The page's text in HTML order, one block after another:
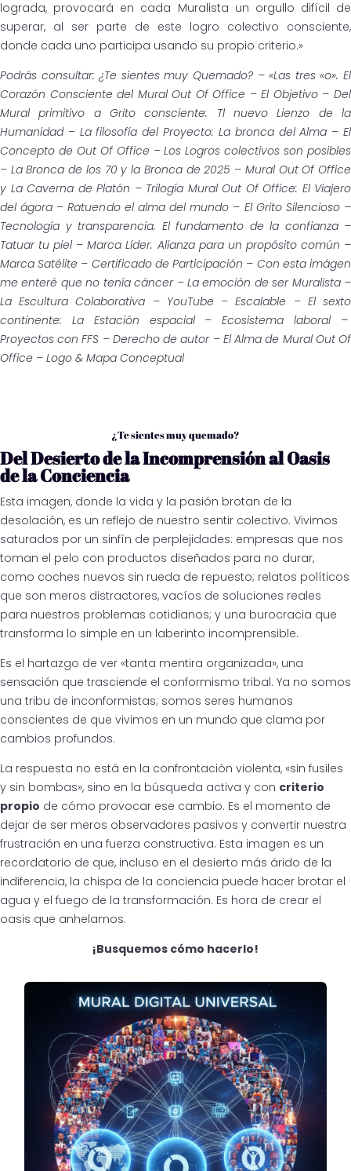
lograda, provocará en cada Muralista un orgullo difícil de
superar, al ser parte de este logro colectivo consciente,
donde cada uno participa usando su propio criterio.»
Podrás consultar: ¿Te sientes muy Quemado? – «Las tres «o». El
Corazón Consciente del Mural Out Of Office – El Objetivo – Del
Mural primitivo a Grito consciente: Tl nuevo Lienzo de la
Humanidad – La filosofía del Proyecto: La bronca del Alma – El
Concepto de Out Of Office – Los Logros colectivos son posibles
– La Bronca de los 70 y la Bronca de 2025 – Mural Out Of Office
y La Caverna de Platón – Trilogía Mural Out Of Office: El Viajero
del ágora – Ratuendo el alma del mundo – El Grito Silencioso –
Tecnología y transparencia. El fundamento de la confianza –
Tatuar tu piel – Marca Líder. Alianza para un propósito común –
Marca Satélite – Certificado de Participación – Con esta imágen
me enteré que no tenía cáncer – La emoción de ser Muralista –
La Escultura Colaborativa – YouTube – Escalable – El sexto
continente: La Estación espacial – Ecosistema laboral –
Proyectos con FFS – Derecho de autor – El Alma de Mural Out Of
Office – Logo & Mapa Conceptual
¿Te sientes muy quemado?
Del Desierto de la Incomprensión al Oasis
de la Conciencia
Esta imagen, donde la vida y la pasión brotan de la
desolación, es un reflejo de nuestro sentir colectivo. Vivimos
saturados por un sinfín de perplejidades: empresas que nos
toman el pelo con productos diseñados para no durar,
como coches nuevos sin rueda de repuesto; relatos políticos
que son meros distractores, vacíos de soluciones reales
para nuestros problemas cotidianos; y una burocracia que
transforma lo simple en un laberinto incomprensible.
Es el hartazgo de ver «tanta mentira organizada», una
sensación que trasciende el conformismo tribal. Ya no somos
una tribu de inconformistas; somos seres humanos
conscientes de que vivimos en un mundo que clama por
cambios profundos.
La respuesta no está en la confrontación violenta, «sin fusiles
y sin bombas», sino en la búsqueda activa y con criterio
propio de cómo provocar ese cambio. Es el momento de
dejar de ser meros observadores pasivos y convertir nuestra
frustración en una fuerza constructiva. Esta imagen es un
recordatorio de que, incluso en el desierto más árido de la
indiferencia, la chispa de la conciencia puede hacer brotar el
agua y el fuego de la transformación. Es hora de crear el
oasis que anhelamos.
¡Busquemos cómo hacerlo!